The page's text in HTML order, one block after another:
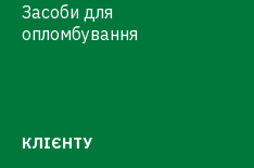
Засоби для
опломбування
КЛІЄНТУ